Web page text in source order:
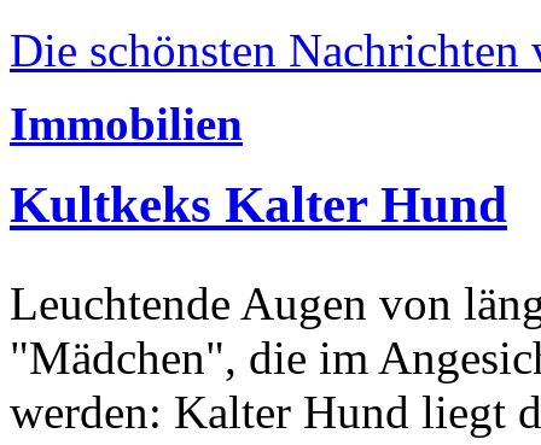
Die schönsten Nachrichten
Immobilien
Kultkeks Kalter Hund
Leuchtende Augen von
"Mädchen", die im
werden: Kalter Hund liegt